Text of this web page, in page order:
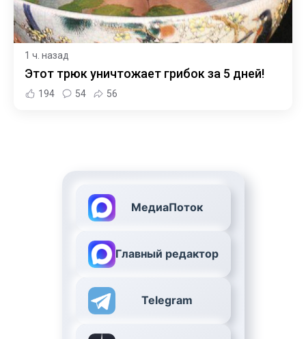
1 ч. назад
Этот трюк уничтожает грибок за 5 дней!
194 54 56
МедиаПоток
Главный редактор
Telegram